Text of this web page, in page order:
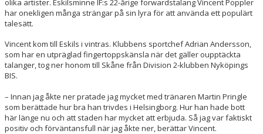
olika artister. Eskilsminne IF:s 22-årige forwardstalang Vincent Poppler
har onekligen många strängar på sin lyra för att använda ett populärt
talesätt.
Vincent kom till Eskils i vintras. Klubbens sportchef Adrian Andersson,
som har en utpräglad fingertoppskänsla när det gäller oupptäckta
talanger, tog ner honom till Skåne från Division 2-klubben Nyköpings
BIS.
– Innan jag åkte ner pratade jag mycket med tränaren Martin Pringle
som berättade hur bra han trivdes i Helsingborg. Hur han hade bott
här länge nu och att staden har mycket att erbjuda. Så jag var faktiskt
positiv och förväntansfull när jag åkte ner, berättar Vincent.